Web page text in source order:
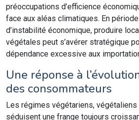
préoccupations d’efficience
face aux aléas climatiques. En
d’instabilité économique, produire
végétales peut s’avérer stratégique
dépendance excessive aux
Une réponse à
des consommateurs
Les régimes végétariens,
séduisent une frange toujours